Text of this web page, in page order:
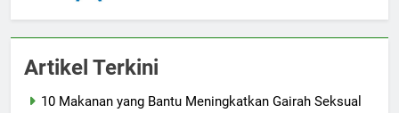
Artikel Terkini
10 Makanan yang Bantu Meningkatkan Gairah Seksual